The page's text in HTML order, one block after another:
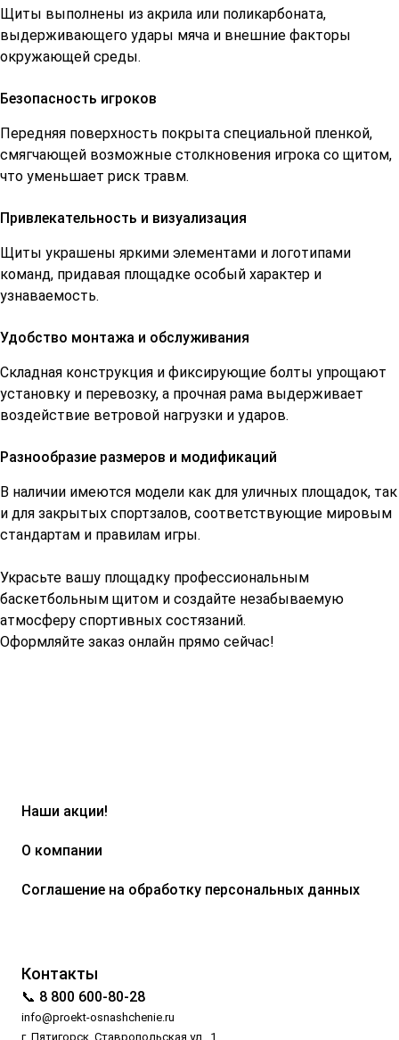
Щиты выполнены из акрила или поликарбоната,
выдерживающего удары мяча и внешние факторы
окружающей среды.
Безопасность игроков
Передняя поверхность покрыта специальной пленкой,
смягчающей возможные столкновения игрока со щитом,
что уменьшает риск травм.
Привлекательность и визуализация
Щиты украшены яркими элементами и логотипами
команд, придавая площадке особый характер и
узнаваемость.
Удобство монтажа и обслуживания
Складная конструкция и фиксирующие болты упрощают
установку и перевозку, а прочная рама выдерживает
воздействие ветровой нагрузки и ударов.
Разнообразие размеров и модификаций
В наличии имеются модели как для уличных площадок, так
и для закрытых спортзалов, соответствующие мировым
стандартам и правилам игры.
Украсьте вашу площадку профессиональным
баскетбольным щитом и создайте незабываемую
атмосферу спортивных состязаний.
Оформляйте заказ онлайн прямо сейчас!
Наши акции!
О компании
Соглашение на обработку персональных данных
Контакты
📞 8 800 600-80-28
info@proekt-osnashchenie.ru
г. Пятигорск, Ставропольская ул., 1